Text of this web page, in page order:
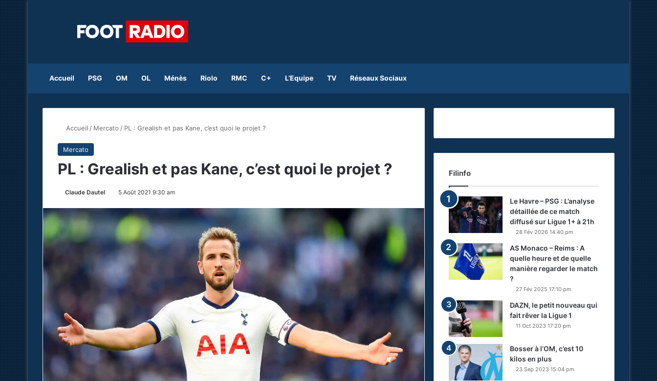
Accueil PSG OM OL Ménès Riolo RMC C+ L’Equipe TV Réseaux Sociaux
Accueil / Mercato / PL : Grealish et pas Kane, c’est quoi le projet ?
Mercato
PL : Grealish et pas Kane, c’est quoi le projet ?
Claude Dautel 5 Août 2021 9:30 am
Filinfo
Le Havre – PSG : L’analyse
détaillée de ce match
diffusé sur Ligue 1+ à 21h
28 Fév 2026 14:40 pm
AS Monaco – Reims : A
quelle heure et de quelle
manière regarder le match
?
27 Fév 2025 17:10 pm
DAZN, le petit nouveau qui
fait rêver la Ligue 1
11 Oct 2023 17:20 pm
Bosser à l’OM, c’est 10
kilos en plus
23 Sep 2023 15:04 pm